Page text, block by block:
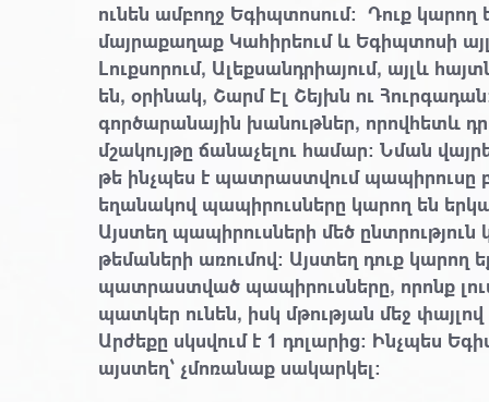
ունեն ամբողջ Եգիպտոսում։ Դուք կարող
մայրաքաղաք Կահիրեում և Եգիպտոսի
Լուքսորում, Ալեքսանդրիայում, այլև
են, օրինակ, Շարմ Էլ Շեյխն ու
գործարանային խանութներ, որովհետև
մշակույթը ճանաչելու համար։ Նման
թե ինչպես է պատրաստվում պապիրուսը
եղանակով պապիրուսները կարող են
Այստեղ պապիրուսների մեծ
թեմաների առումով։ Այստեղ դուք կարող
պատրաստված պապիրուսները, որոնք
պատկեր ունեն, իսկ մթության մեջ փայլով
Արժեքը սկսվում է 1 դոլարից։ Ինչպես
այստեղ՝ չմոռանաք սակարկել։